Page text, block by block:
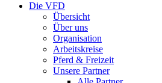
Die VFD
Übersicht
Über uns
Organisation
Arbeitskreise
Pferd & Freizeit
Unsere Partner